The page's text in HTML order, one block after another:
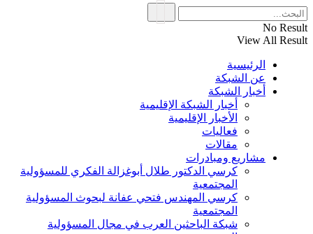
No Result
View All Result
الرئيسية
عن الشبكة
أخبار الشبكة
أخبار الشبكة الإقليمية
الأخبار الإقليمية
فعاليات
مقالات
مشاريع ومبادرات
كرسي الدكتور طلال أبوغزالة الفكري للمسؤولية
المجتمعية
كرسي المهندس فتحي عفانة لبحوث المسؤولية
المجتمعية
شبكة الباحثين العرب في مجال المسؤولية